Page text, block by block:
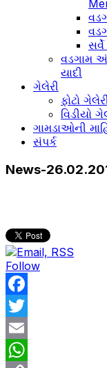
સર્વે
વડગામ
યાદી
ગેલેરી
ફોટો
વિડીયો
ગામડાઓની
સંપર્ક
News-
Follow
Facebook
Twitter
Email